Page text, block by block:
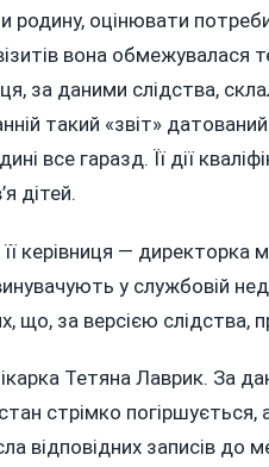
родину, оцінювати
вона
за даними слідства,
такий «звіт»
все гаразд. Її дії
дітей.
керівниця — директорка
у службовій
за версією слідства,
Тетяна Лаврик. За
стрімко
відповідних записів до